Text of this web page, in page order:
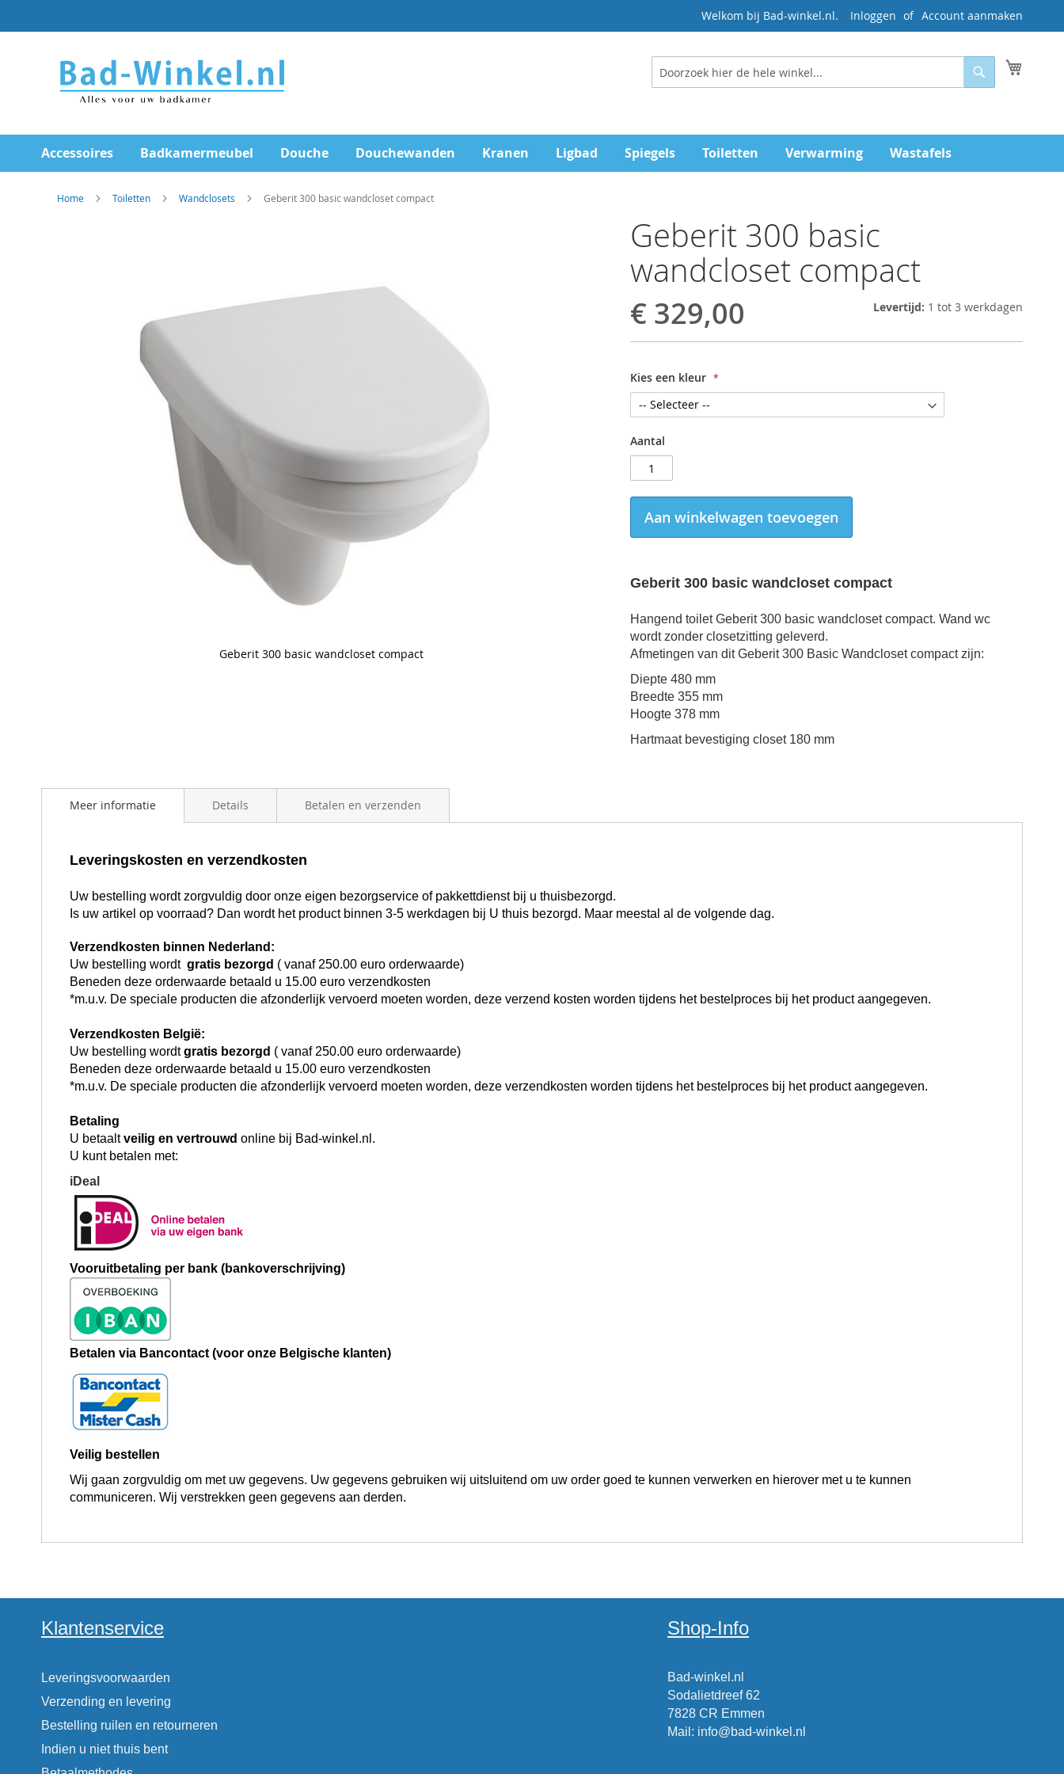
direct
naar
inhoud
Welkom bij Bad-winkel.nl. Inloggen Account aanmaken
Zoeken
Zoeken
Accessoires Badkamermeubel Douche Douchewanden Kranen Ligbad Spiegels Toiletten Verwarming Wastafels
Home Toiletten Wandclosets Geberit 300 basic wandcloset compact
Geberit 300 basic
wandcloset compact
€ 329,00 Levertijd: 1 tot 3 werkdagen
Kies een kleur
Aantal
Aan winkelwagen toevoegen
Geberit 300 basic wandcloset compact
Hangend toilet Geberit 300 basic wandcloset compact. Wand wc
wordt zonder closetzitting geleverd.
Afmetingen van ditGeberit 300 Basic Wandcloset compact zijn:
Diepte 480 mm
Breedte 355 mm
Hoogte 378 mm
Hartmaat bevestiging closet 180 mm
Geberit 300 basic wandcloset compact
Meer informatie
Details Betalen en verzenden
Leveringskosten en verzendkosten
Uw bestelling wordt zorgvuldig door onze eigen bezorgservice of pakkettdienst bij u thuisbezorgd.
Is uw artikel op voorraad? Dan wordt het product binnen 3-5 werkdagen bij U thuis bezorgd. Maar meestal al de volgende dag.
Verzendkosten binnen Nederland:
Uw bestelling wordt gratis bezorgd ( vanaf 250.00 euro orderwaarde)
Beneden deze orderwaarde betaald u 15.00 euro verzendkosten
*m.u.v. De speciale producten die afzonderlijk vervoerd moeten worden, deze verzend kosten worden tijdens het bestelproces bij het product aangegeven.
Verzendkosten België:
Uw bestelling wordtgratis bezorgd ( vanaf 250.00 euro orderwaarde)
Beneden deze orderwaarde betaald u 15.00 euro verzendkosten
*m.u.v. De speciale producten die afzonderlijk vervoerd moeten worden, deze verzendkosten worden tijdens het bestelproces bij het product aangegeven.
Betaling
U betaaltveilig en vertrouwd online bij Bad-winkel.nl.
U kunt betalen met:
iDeal
Vooruitbetaling per bank (bankoverschrijving)
Betalen via Bancontact (voor onze Belgische klanten)
Veilig bestellen
Wij gaan zorgvuldig om met uw gegevens. Uw gegevens gebruiken wij uitsluitend om uw order goed te kunnen verwerken en hierover met u te kunnen
communiceren. Wij verstrekken geen gegevens aan derden.
Klantenservice
Leveringsvoorwaarden
Verzending en levering
Bestelling ruilen en retourneren
Indien u niet thuis bent
Shop-Info
Bad-winkel.nl
Sodalietdreef 62
7828 CR Emmen
Mail : info@bad-winkel.nl